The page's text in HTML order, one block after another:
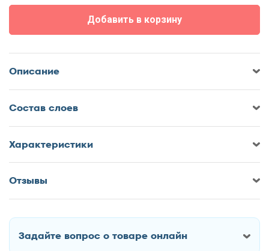
70x190
75x190
75x200
80x180
80x185
80x186
80x190
90x180
Добавить в корзину
Описание
Cостав слоев
Характеристики
Отзывы
Оставить отзыв о Матрас Sonberry
Как Вас зовут?
Задайте вопрос о товаре онлайн